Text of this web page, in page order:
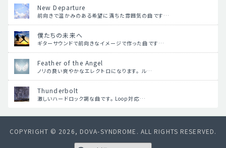
New Departure
前向きで温かみのある希望に満ちた雰囲気の曲です…
僕たちの未来へ
ギターサウンドで前向きなイメージで作った曲です…
Feather of the Angel
ノリの良い爽やかなエレクトロになります。 ル…
Thunderbolt
激しいハードロック調な曲です。 Loop対応…
COPYRIGHT © 2026, DOVA-SYNDROME. ALL RIGHTS RESERVED.